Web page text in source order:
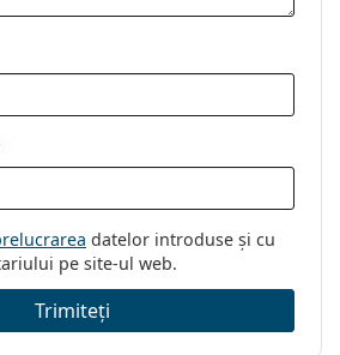
datelor introduse și cu
pe site-ul web.
Trimiteți